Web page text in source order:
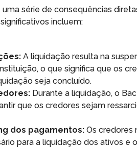
série de consequências
incluem:
A liquidação resulta na
o que significa que os
seja concluído.
Durante a liquidação, o
que os credores sejam
dos pagamentos: Os credores
para a liquidação dos ativos e